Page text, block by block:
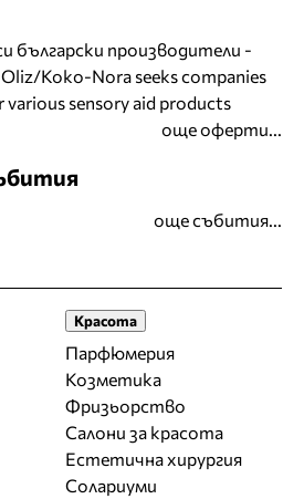
български производители -
Koko-Nora seeks companies
sensory aid products
още оферти...
още събития...
Красота
Парфюмерия
Козметика
Фризьорство
Салони за красота
Естетична хирургия
Солариуми